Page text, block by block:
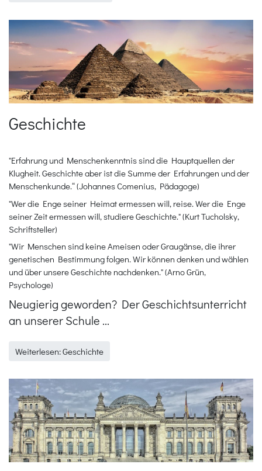
Geschichte
"Erfahrung und Menschenkenntnis sind die Hauptquellen der
Klugheit. Geschichte aber ist die Summe der Erfahrungen und der
Menschenkunde.“ (Johannes Comenius, Pädagoge)
"Wer die Enge seiner Heimat ermessen will, reise. Wer die Enge
seiner Zeit ermessen will, studiere Geschichte." (Kurt Tucholsky,
Schriftsteller)
"Wir Menschen sind keine Ameisen oder Graugänse, die ihrer
genetischen Bestimmung folgen. Wir können denken und wählen
und über unsere Geschichte nachdenken." (Arno Grün,
Psychologe)
Neugierig geworden? Der Geschichtsunterricht
an unserer Schule ...
Weiterlesen: Geschichte